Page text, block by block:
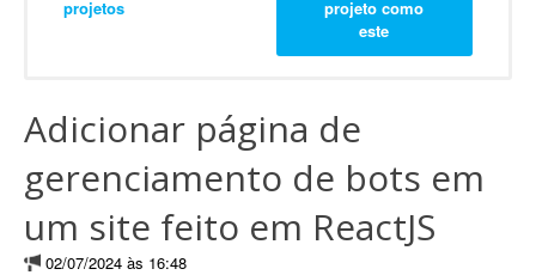
projetos
projeto como
este
Adicionar página de
gerenciamento de bots em
um site feito em ReactJS
02/07/2024 às 16:48